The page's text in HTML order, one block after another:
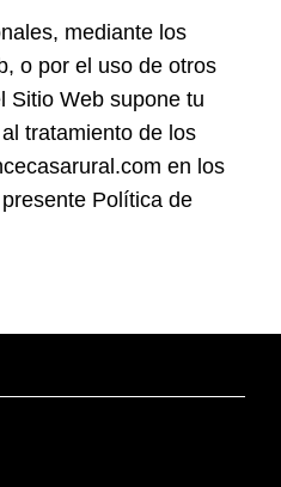
mediante los
o por el uso de otros
Sitio Web supone tu
tratamiento de los
en los
Política de